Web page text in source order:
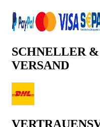
SCHNELLER
VERSAND